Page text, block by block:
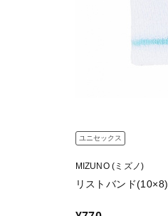
ユニセックス
MIZUNO (ミズノ)
リストバンド(10×8)